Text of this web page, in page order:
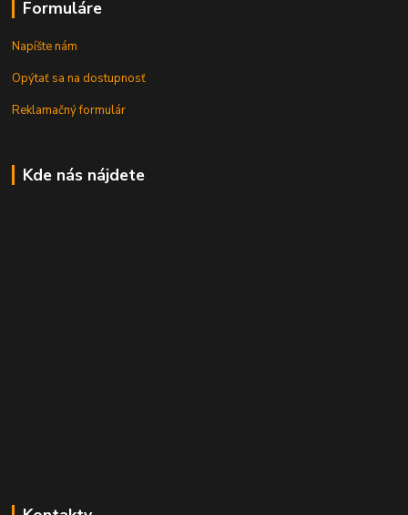
Formuláre
Napíšte nám
Opýtať sa na dostupnosť
Reklamačný formulár
Kde nás nájdete